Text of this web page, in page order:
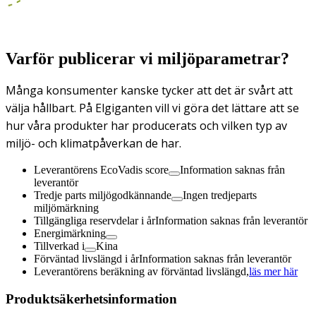
Varför publicerar vi miljöparametrar?
Många konsumenter kanske tycker att det är svårt att
välja hållbart. På Elgiganten vill vi göra det lättare att se
hur våra produkter har producerats och vilken typ av
miljö- och klimatpåverkan de har.
Leverantörens EcoVadis score
Information saknas från
leverantör
Tredje parts miljögodkännande
Ingen tredjeparts
miljömärkning
Tillgängliga reservdelar i årInformation saknas från leverantör
Energimärkning
Tillverkad i
Kina
Förväntad livslängd i årInformation saknas från leverantör
Leverantörens beräkning av förväntad livslängd,läs mer här
Produktsäkerhetsinformation